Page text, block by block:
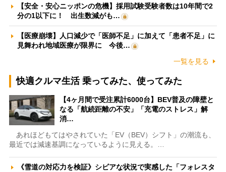
【安全・安心ニッポンの危機】採用試験受験者数は10年間で2
分の1以下に！ 出生数減がも…
【医療崩壊】人口減少で「医師不足」に加えて「患者不足」に
見舞われ地域医療が限界に 今後…
一覧を見る
快適クルマ生活 乗ってみた、使ってみた
【4ヶ月間で受注累計6000台】BEV普及の障壁と
なる「航続距離の不安」「充電のストレス」解
消…
あれほどもてはやされていた「EV（BEV）シフト」の潮流も、
最近では減速基調になっているように見える。…
《雪道の対応力を検証》シビアな状況で実感した「フォレスタ